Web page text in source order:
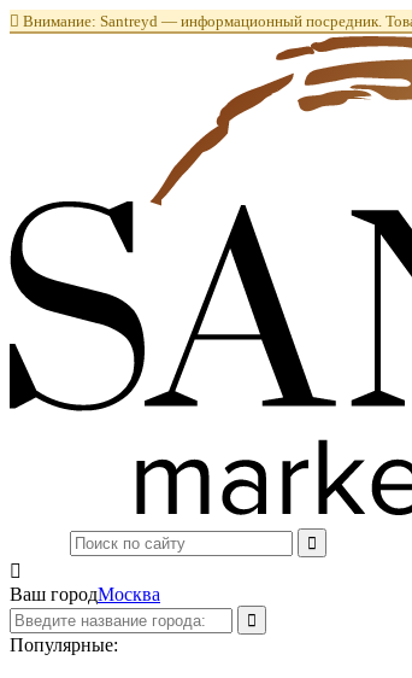
 Внимание: Santreyd — информационный посредник.

Ваш городМосква
Популярные: